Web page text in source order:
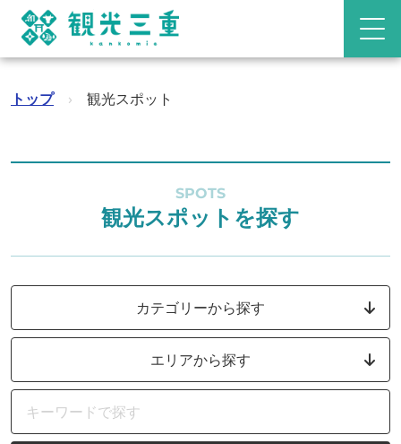
トップ › 観光スポット
SPOTS
観光スポットを探す
カテゴリーから探す
エリアから探す